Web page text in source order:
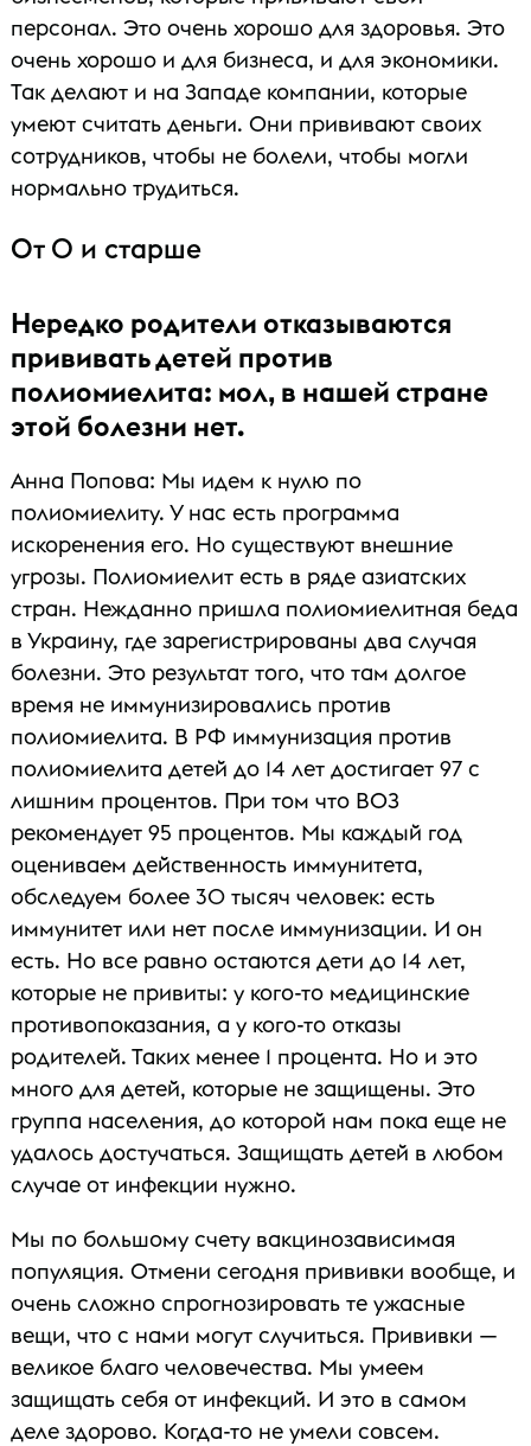
персонал. Это очень хорошо для здоровья. Это
очень хорошо и для бизнеса, и для экономики.
Так делают и на Западе компании, которые
умеют считать деньги. Они прививают своих
сотрудников, чтобы не болели, чтобы могли
нормально трудиться.
От 0 и старше
Нередко родители отказываются
прививать детей против
полиомиелита: мол, в нашей стране
этой болезни нет.
Анна Попова: Мы идем к нулю по
полиомиелиту. У нас есть программа
искоренения его. Но существуют внешние
угрозы. Полиомиелит есть в ряде азиатских
стран. Нежданно пришла полиомиелитная беда
в Украину, где зарегистрированы два случая
болезни. Это результат того, что там долгое
время не иммунизировались против
полиомиелита. В РФ иммунизация против
полиомиелита детей до 14 лет достигает 97 с
лишним процентов. При том что ВОЗ
рекомендует 95 процентов. Мы каждый год
оцениваем действенность иммунитета,
обследуем более 30 тысяч человек: есть
иммунитет или нет после иммунизации. И он
есть. Но все равно остаются дети до 14 лет,
которые не привиты: у кого-то медицинские
противопоказания, а у кого-то отказы
родителей. Таких менее 1 процента. Но и это
много для детей, которые не защищены. Это
группа населения, до которой нам пока еще не
удалось достучаться. Защищать детей в любом
случае от инфекции нужно.
Мы по большому счету вакцинозависимая
популяция. Отмени сегодня прививки вообще, и
очень сложно спрогнозировать те ужасные
вещи, что с нами могут случиться. Прививки —
великое благо человечества. Мы умеем
защищать себя от инфекций. И это в самом
деле здорово. Когда-то не умели совсем.